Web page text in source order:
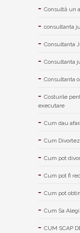
Consultă un
consultanta
Consultanta
Consultanta
Consultanta
Costurile
executare
Cum dau
Cum
Cum pot
Cum pot fi
Cum pot
Cum Sa
CUM SCAP